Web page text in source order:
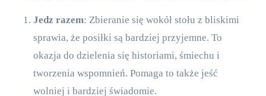
Jedz razem: Zbieranie się wokół stołu z bliskimi
sprawia, że posiłki są bardziej przyjemne. To
okazja do dzielenia się historiami, śmiechu i
tworzenia wspomnień. Pomaga to także jeść
wolniej i bardziej świadomie.